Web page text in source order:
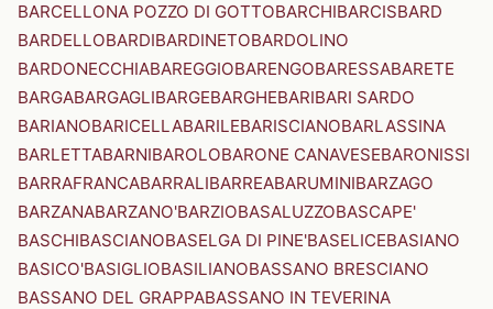
BARCELLONA POZZO DI GOTTOBARCHIBARCISBARD
BARDELLOBARDIBARDINETOBARDOLINO
BARDONECCHIABAREGGIOBARENGOBARESSABARETE
BARGABARGAGLIBARGEBARGHEBARIBARI SARDO
BARIANOBARICELLABARILEBARISCIANOBARLASSINA
BARLETTABARNIBAROLOBARONE CANAVESEBARONISSI
BARRAFRANCABARRALIBARREABARUMINIBARZAGO
BARZANABARZANO'BARZIOBASALUZZOBASCAPE'
BASCHIBASCIANOBASELGA DI PINE'BASELICEBASIANO
BASICO'BASIGLIOBASILIANOBASSANO BRESCIANO
BASSANO DEL GRAPPABASSANO IN TEVERINA